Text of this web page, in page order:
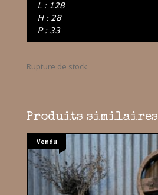
L : 128
H : 28
P : 33
Rupture de stock
Produits similaires
Vendu